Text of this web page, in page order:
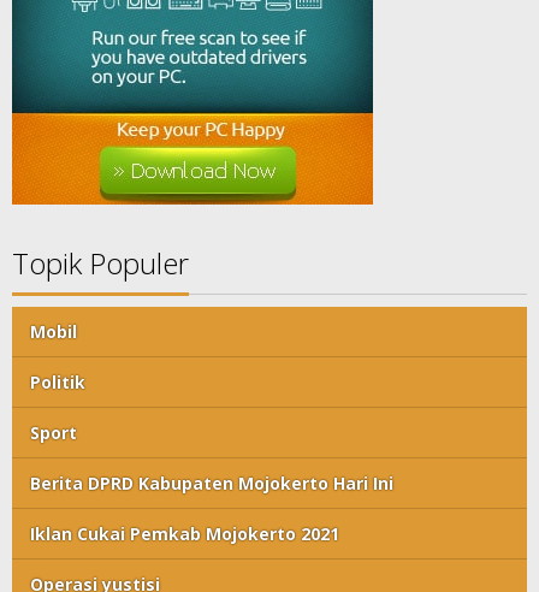
Topik Populer
Mobil
Politik
Sport
Berita DPRD Kabupaten Mojokerto Hari Ini
Iklan Cukai Pemkab Mojokerto 2021
Operasi yustisi